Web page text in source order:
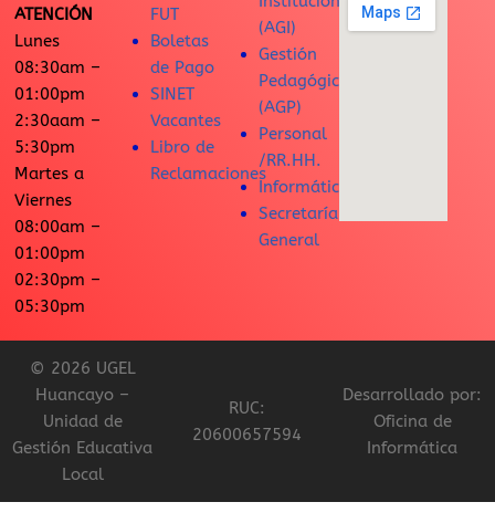
ATENCIÓN
Lunes
08:30am –
01:00pm
2:30aam –
5:30pm
Martes a
Viernes
08:00am –
01:00pm
02:30pm –
05:30pm
FUT
Boletas
de Pago
SINET
Vacantes
Libro de
Reclamaciones
(AGI)
Gestión
Pedagógica
(AGP)
Personal
/RR.HH.
Informática
Secretaría
General
© 2026 UGEL
Huancayo –
Unidad de
Gestión Educativa
Local
RUC:
20600657594
Desarrollado por:
Oficina de
Informática